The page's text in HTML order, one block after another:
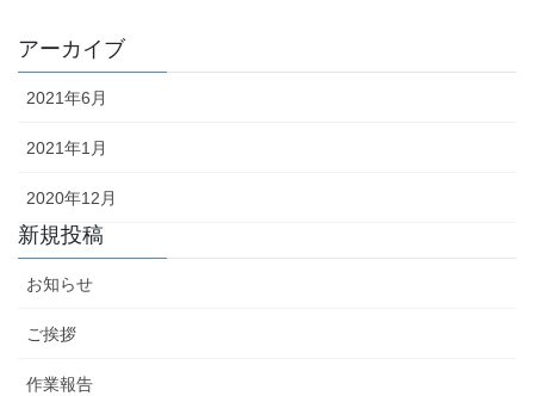
アーカイブ
2021年6月
2021年1月
2020年12月
新規投稿
お知らせ
ご挨拶
作業報告